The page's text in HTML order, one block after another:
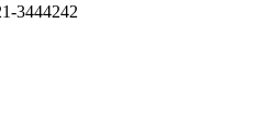
3444242